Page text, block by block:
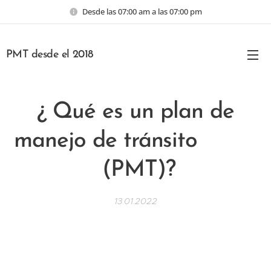
Desde las 07:00 am a las 07:00 pm
PMT desde el 2018
¿ Qué es un plan de
manejo de tránsito
(PMT)?
13.01.2022